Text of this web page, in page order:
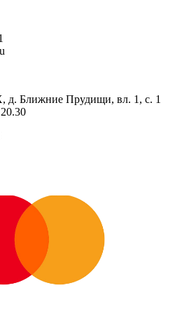
д. Ближние Прудищи, вл. 1, с. 1